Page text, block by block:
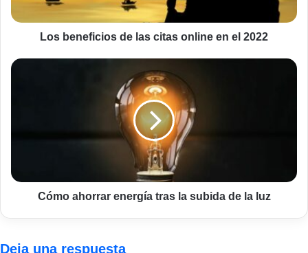
2022
Los beneficios de las citas online en el 2022
Cómo
luz
Cómo ahorrar energía tras la subida de la luz
Deja una respuesta